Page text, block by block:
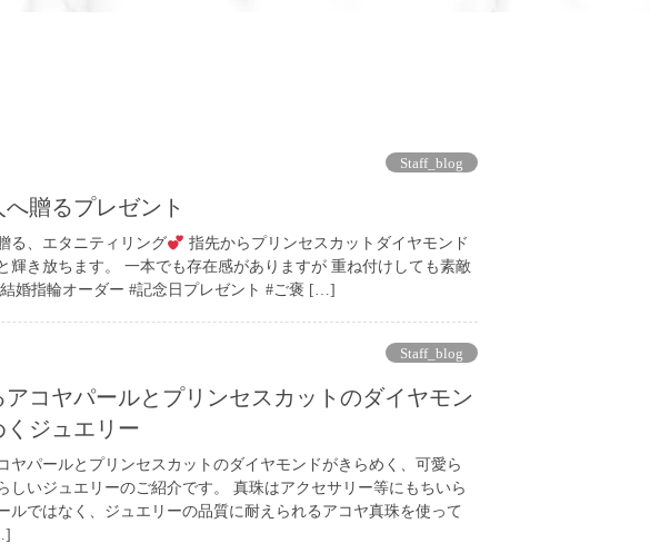
Staff_blog
贈るプレゼント
る、エタニティリング
指先からプリンセスカットダイヤモンド
輝き放ちます。 一本でも存在感がありますが 重ね付けしても素敵
婚指輪オーダー #記念日プレゼント #ご褒 […]
Staff_blog
アコヤパールとプリンセスカットのダイヤモン
くジュエリー
ヤパールとプリンセスカットのダイヤモンドがきらめく、可愛ら
しいジュエリーのご紹介です。 真珠はアクセサリー等にもちいら
ルではなく、ジュエリーの品質に耐えられるアコヤ真珠を使って